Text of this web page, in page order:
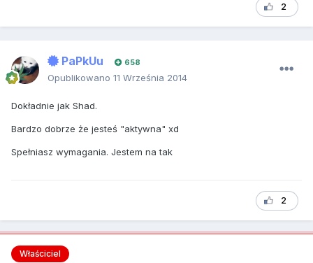
2
PaPkUu 658
Opublikowano 11 Września 2014
Dokładnie jak Shad.
Bardzo dobrze że jesteś "aktywna" xd
Spełniasz wymagania. Jestem na tak
2
Właściciel